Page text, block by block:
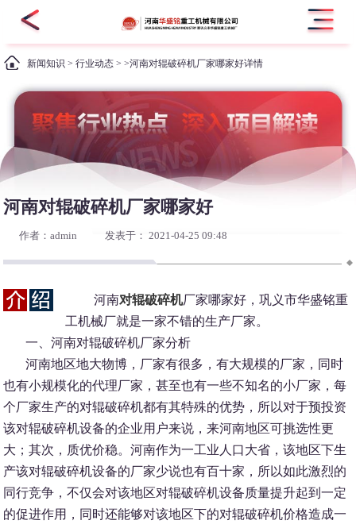
新闻知识 >行业动态 > >河南对辊破碎机厂家哪家好详情
河南对辊破碎机厂家哪家好
作者：admin 发表于： 2021-04-25 09:48
河南对辊破碎机厂家哪家好，巩义市华盛铭重
工机械厂就是一家不错的生产厂家。
一、河南对辊破碎机厂家分析
河南地区地大物博，厂家有很多，有大规模的厂家，同时
也有小规模化的代理厂家，甚至也有一些不知名的小厂家，每
个厂家生产的对辊破碎机都有其特殊的优势，所以对于预投资
该对辊破碎机设备的企业用户来说，来河南地区可挑选性更
大；其次，质优价稳。河南作为一工业人口大省，该地区下生
产该对辊破碎机设备的厂家少说也有百十家，所以如此激烈的
同行竞争，不仅会对该地区对辊破碎机设备质量提升起到一定
的促进作用，同时还能够对该地区下的对辊破碎机价格造成一